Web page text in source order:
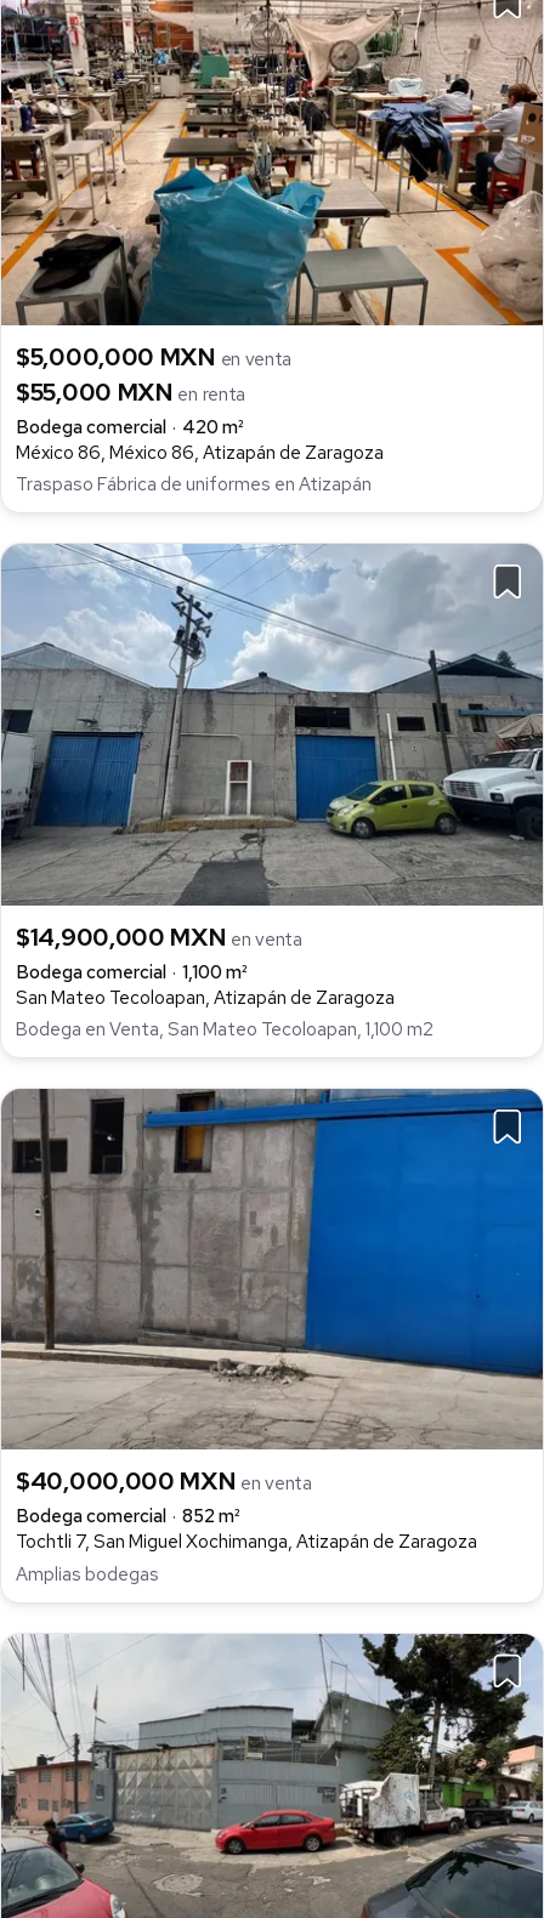
$5,000,000 MXN en venta
$55,000 MXN en renta
Bodega comercial
420 m²
México 86, México 86, Atizapán de Zaragoza
Traspaso Fábrica de uniformes en Atizapán
$14,900,000 MXN en venta
Bodega comercial
1,100 m²
San Mateo Tecoloapan, Atizapán de Zaragoza
Bodega en Venta, San Mateo Tecoloapan, 1,100 m2
$40,000,000 MXN en venta
Bodega comercial
852 m²
Tochtli 7, San Miguel Xochimanga, Atizapán de Zaragoza
Amplias bodegas